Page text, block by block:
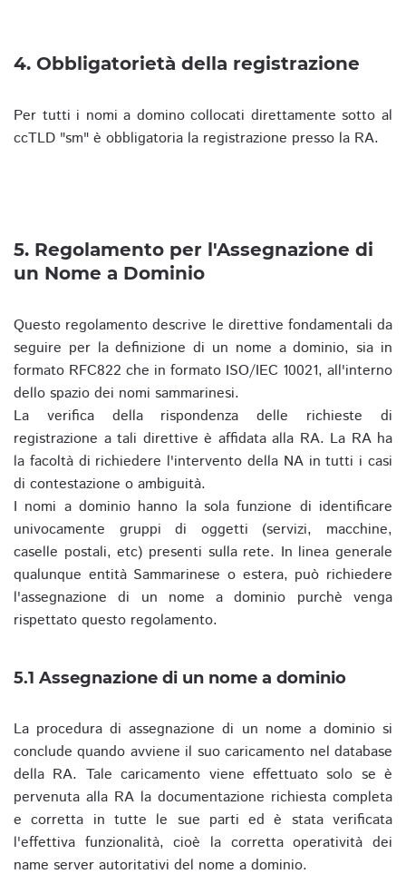
4. Obbligatorietà della registrazione
Per tutti i nomi a domino collocati direttamente sotto al
ccTLD "sm" è obbligatoria la registrazione presso la RA.
5. Regolamento per l'Assegnazione di
un Nome a Dominio
Questo regolamento descrive le direttive fondamentali da
seguire per la definizione di un nome a dominio, sia in
formato RFC822 che in formato ISO/IEC 10021, all'interno
dello spazio dei nomi sammarinesi.
La verifica della rispondenza delle richieste di
registrazione a tali direttive è affidata alla RA. La RA ha
la facoltà di richiedere l'intervento della NA in tutti i casi
di contestazione o ambiguità.
I nomi a dominio hanno la sola funzione di identificare
univocamente gruppi di oggetti (servizi, macchine,
caselle postali, etc) presenti sulla rete. In linea generale
qualunque entità Sammarinese o estera, può richiedere
l'assegnazione di un nome a dominio purchè venga
rispettato questo regolamento.
5.1 Assegnazione di un nome a dominio
La procedura di assegnazione di un nome a dominio si
conclude quando avviene il suo caricamento nel database
della RA. Tale caricamento viene effettuato solo se è
pervenuta alla RA la documentazione richiesta completa
e corretta in tutte le sue parti ed è stata verificata
l'effettiva funzionalità, cioè la corretta operatività dei
name server autoritativi del nome a dominio.